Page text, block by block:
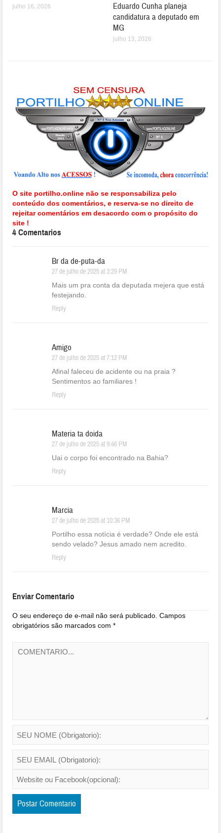
julho 16, 2026
Eduardo Cunha planeja
candidatura a deputado em
MG
julho 13, 2026
O site portilho.online não se responsabiliza pelo
conteúdo dos comentários, e reserva-se no direito de
rejeitar comentários em desacordo com o propósito do
site !
4 Comentarios
Br da de-puta-da
27 de julho de 2025 at 3:29 PM
Mais um pra conta da deputada mejera que está
festejando.
Reply
Amigo
27 de julho de 2025 at 7:12 PM
Afinal faleceu de acidente ou na praia ?
Sentimentos ao familiares !
Reply
Materia ta doida
27 de julho de 2025 at 9:46 PM
Uai o corpo foi encontrado na Bahia?
Reply
Marcia
27 de julho de 2025 at 10:36 PM
Portilho essa notícia é verdade? Onde ele está
sendo velado? Jesus amado nem acredito.
Reply
Enviar Comentario
O seu endereço de e-mail não será publicado. Campos
obrigatórios são marcados com*